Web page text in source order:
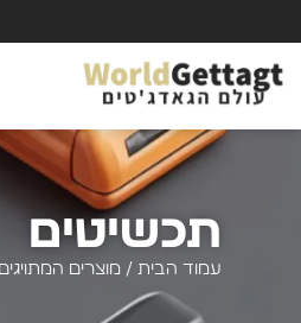
תכשיטים
עמוד הבית / מוצרים